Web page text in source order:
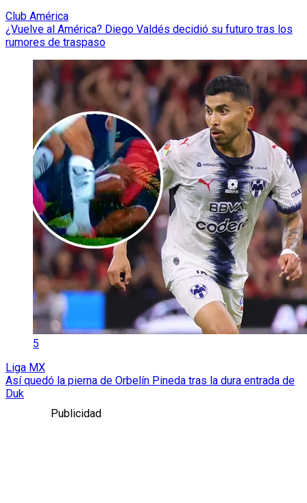
Club América
¿Vuelve al América? Diego Valdés decidió su futuro tras los
rumores de traspaso
5
Liga MX
Así quedó la pierna de Orbelín Pineda tras la dura entrada de
Duk
Publicidad